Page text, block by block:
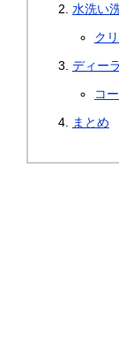
水洗い
ク
ディー
コ
まとめ